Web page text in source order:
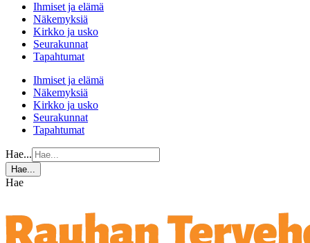
Ihmiset ja elämä
Näkemyksiä
Kirkko ja usko
Seurakunnat
Tapahtumat
Ihmiset ja elämä
Näkemyksiä
Kirkko ja usko
Seurakunnat
Tapahtumat
Hae...
Hae...
Hae